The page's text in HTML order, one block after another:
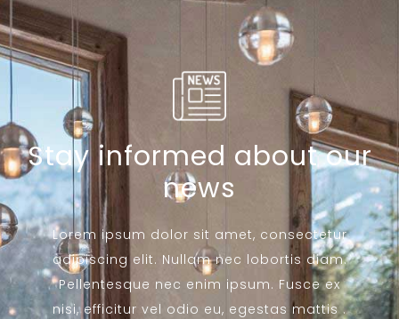
Stay informed about our
news
Lorem ipsum dolor sit amet, consectetur
adipiscing elit. Nullam nec lobortis diam.
Pellentesque nec enim ipsum. Fusce ex
nisi, efficitur vel odio eu, egestas mattis .